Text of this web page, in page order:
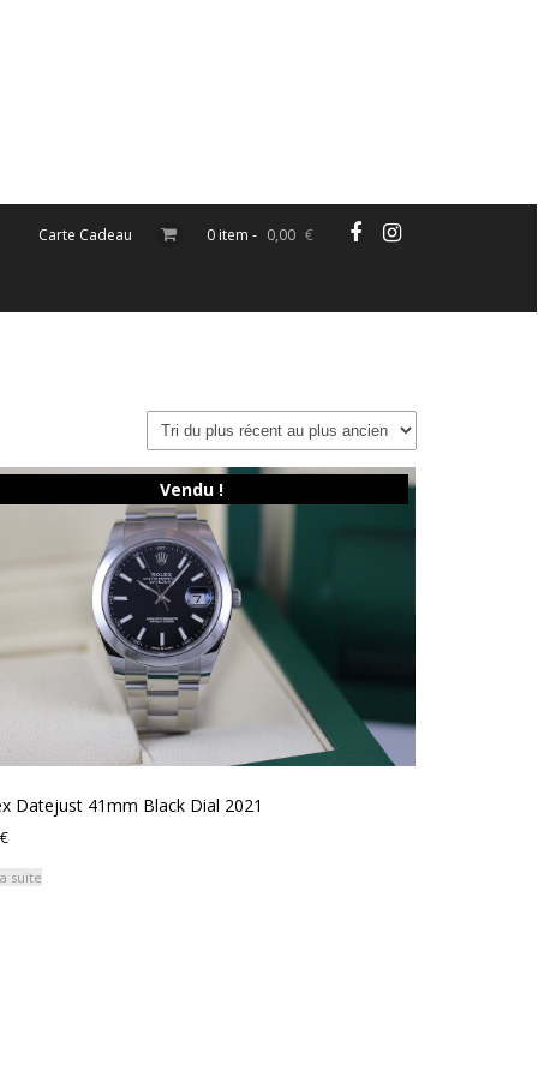
Carte Cadeau 0 item - 0,00 €
Vendu !
Datejust 41mm Black Dial 2021
€
suite